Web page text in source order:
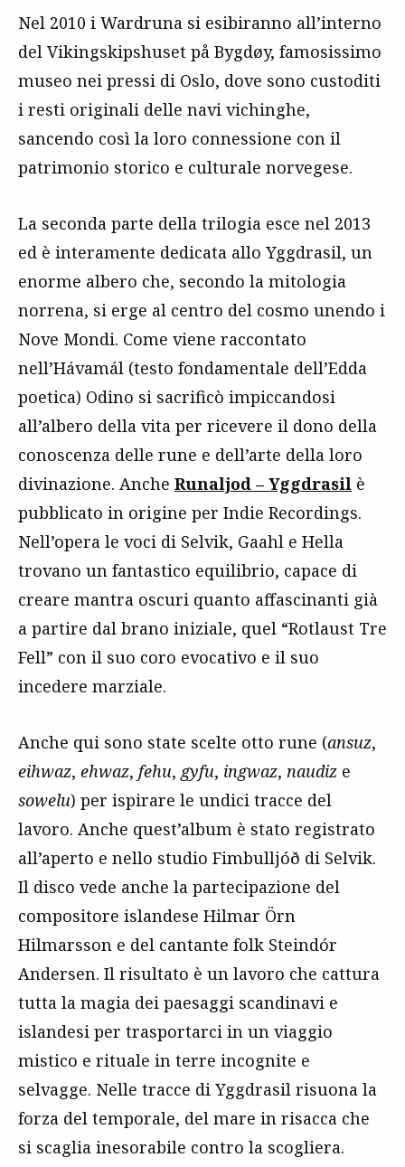
Nel 2010 i Wardruna si esibiranno all’interno
del Vikingskipshuset på Bygdøy, famosissimo
museo nei pressi di Oslo, dove sono custoditi
i resti originali delle navi vichinghe,
sancendo così la loro connessione con il
patrimonio storico e culturale norvegese.
La seconda parte della trilogia esce nel 2013
ed è interamente dedicata allo Yggdrasil, un
enorme albero che, secondo la mitologia
norrena, si erge al centro del cosmo unendo i
Nove Mondi. Come viene raccontato
nell’Hávamál (testo fondamentale dell’Edda
poetica) Odino si sacrificò impiccandosi
all’albero della vita per ricevere il dono della
conoscenza delle rune e dell’arte della loro
divinazione. Anche Runaljod – Yggdrasil è
pubblicato in origine per Indie Recordings.
Nell’opera le voci di Selvik, Gaahl e Hella
trovano un fantastico equilibrio, capace di
creare mantra oscuri quanto affascinanti già
a partire dal brano iniziale, quel “Rotlaust Tre
Fell” con il suo coro evocativo e il suo
incedere marziale.
Anche qui sono state scelte otto rune (ansuz,
eihwaz, ehwaz, fehu, gyfu, ingwaz, naudiz e
sowelu) per ispirare le undici tracce del
lavoro. Anche quest’album è stato registrato
all’aperto e nello studio Fimbulljóð di Selvik.
Il disco vede anche la partecipazione del
compositore islandese Hilmar Örn
Hilmarsson e del cantante folk Steindór
Andersen. Il risultato è un lavoro che cattura
tutta la magia dei paesaggi scandinavi e
islandesi per trasportarci in un viaggio
mistico e rituale in terre incognite e
selvagge. Nelle tracce di Yggdrasil risuona la
forza del temporale, del mare in risacca che
si scaglia inesorabile contro la scogliera.